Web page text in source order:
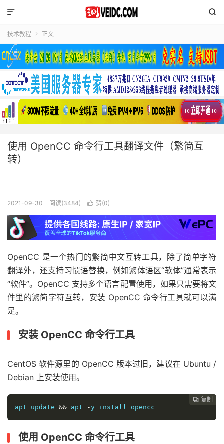


技术教程  正文
使用 OpenCC 命令行工具翻译文件（繁简互
转）
2021-09-30 阅读(3484)  赞(0)
OpenCC 是一个热门的繁简中文互转工具，除了简单字符
翻译外，还支持习惯语替换，例如繁体语区“软体”通常表示
“软件”。OpenCC 支持多个语言配置使用，如果只需要将文
件里的繁简字符互转，安装 OpenCC 命令行工具就可以满
足。
安装 OpenCC 命令行工具
CentOS 软件源里的 OpenCC 版本过旧，建议在 Ubuntu /
Debian 上安装使用。
 复制
 复制
 复制
 复制
apt update && apt -y install opencc
使用 OpenCC 命令行工具